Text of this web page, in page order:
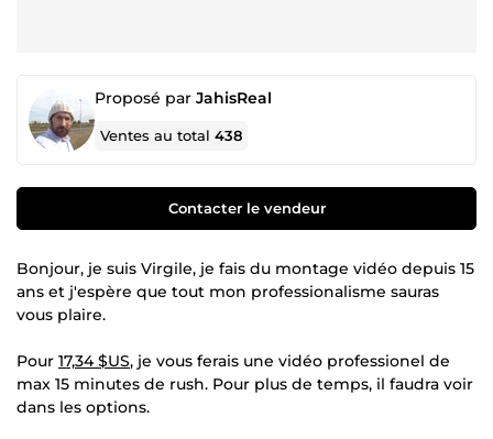
Proposé par JahisReal
Ventes au total438
Contacter le vendeur
Bonjour, je suis Virgile, je fais du montage vidéo depuis 15
ans et j'espère que tout mon professionalisme sauras
vous plaire.
Pour 17,34 $US, je vous ferais une vidéo professionel de
max 15 minutes de rush. Pour plus de temps, il faudra voir
dans les options.